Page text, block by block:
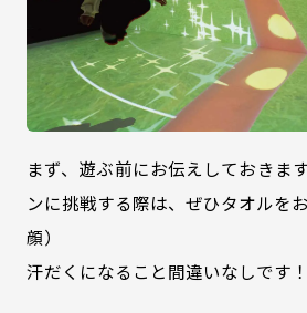
まず、遊ぶ前にお伝えしておきま
ンに挑戦する際は、ぜひタオルを
顔）
汗だくになること間違いなしです！